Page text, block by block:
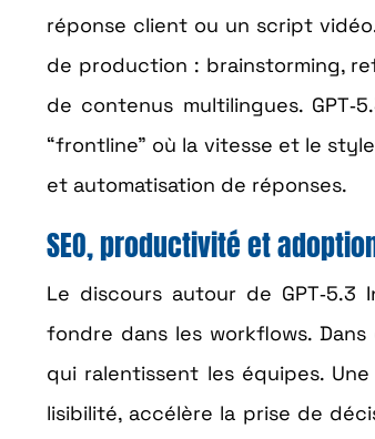
réponse client ou un script
de production : brainstorming,
de contenus multilingues.
“frontline” où la vitesse et le
et automatisation de réponses.
SEO, productivité et
Le discours autour de
fondre dans les workflows.
qui ralentissent les équipes.
lisibilité, accélère la prise de